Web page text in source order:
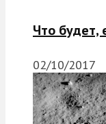
Что будет,
02/10/2017